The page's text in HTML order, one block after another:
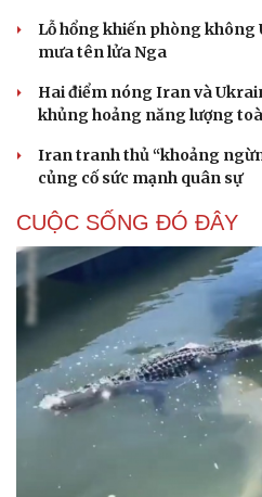
Lỗ hổng khiến phòng không
mưa tên lửa Nga
Hai điểm nóng Iran và
khủng hoảng năng lượng
Iran tranh thủ “khoảng
củng cố sức mạnh quân sự
CUỘC SỐNG ĐÓ ĐÂY